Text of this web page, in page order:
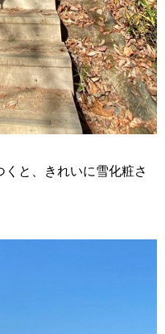
と、きれいに雪化粧さ